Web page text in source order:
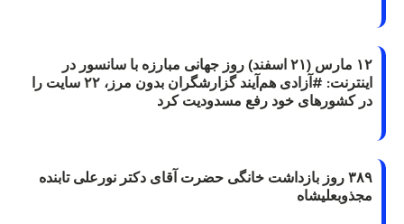
۱۲ مارس (۲۱ اسفند) روز جهانی مبارزه با سانسور در
اینترنت: #آزادی هم‌آیند گزارشگران‌ بدون مرز، ۲۲ سایت را
در کشورهای خود رفع مسدودیت کرد
۳۸۹ روز بازداشت خانگی حضرت آقای دکتر نورعلی تابنده
مجذوبعلیشاه